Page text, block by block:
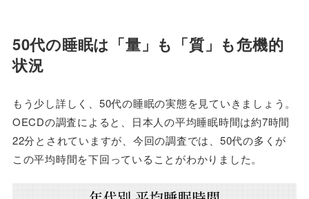
50代の睡眠は「量」も「質」も危機的
状況
もう少し詳しく、50代の睡眠の実態を見ていきましょう。
OECDの調査によると、日本人の平均睡眠時間は約7時間
22分とされていますが、今回の調査では、50代の多くが
この平均時間を下回っていることがわかりました。